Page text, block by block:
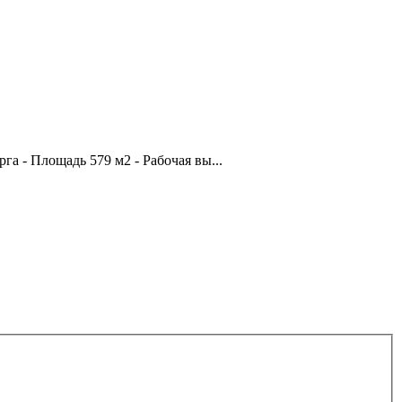
- Площадь 579 м2 - Рабочая вы...